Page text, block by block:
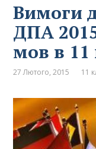
Вимоги
ДПА
мов в 11
27 Лютого, 2015 11